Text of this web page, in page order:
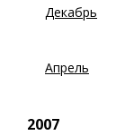
Декабрь
Апрель
2007